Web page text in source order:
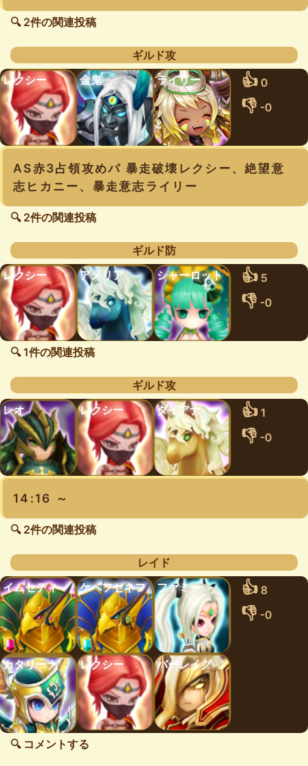
🔍 2件の関連投稿
ギルド攻
レクシー
金鬼 ライリー 👍 0
👎 -0
AS赤3占領攻めパ 暴走破壊レクシー、絶望意
志ヒカニー、暴走意志ライリー
🔍 2件の関連投稿
ギルド防
レクシー
アメリア シャーロット 👍 5
👎 -0
🔍 1件の関連投稿
ギルド攻
レオ
レクシー ダイアナ 👍 1
👎 -0
14:16 ～
🔍 2件の関連投稿
レイド
イムセティ
ケベフセネフ ファミー 👍 8
👎 -0
カタリーナ レクシー バーレイグ
🔍 コメントする